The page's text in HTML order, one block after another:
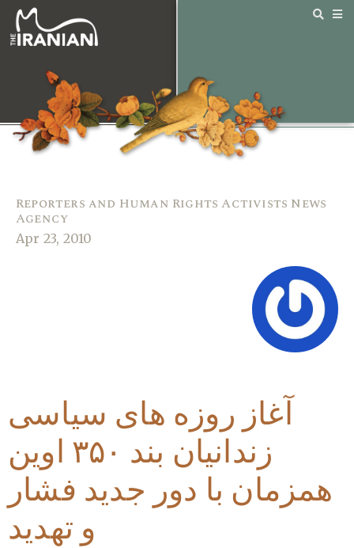
Reporters and Human Rights Activists News
Agency
Apr 23, 2010
آغاز روزه های سیاسی
زندانیان بند ۳۵۰ اوین
همزمان با دور جدید فشار
و تهدید